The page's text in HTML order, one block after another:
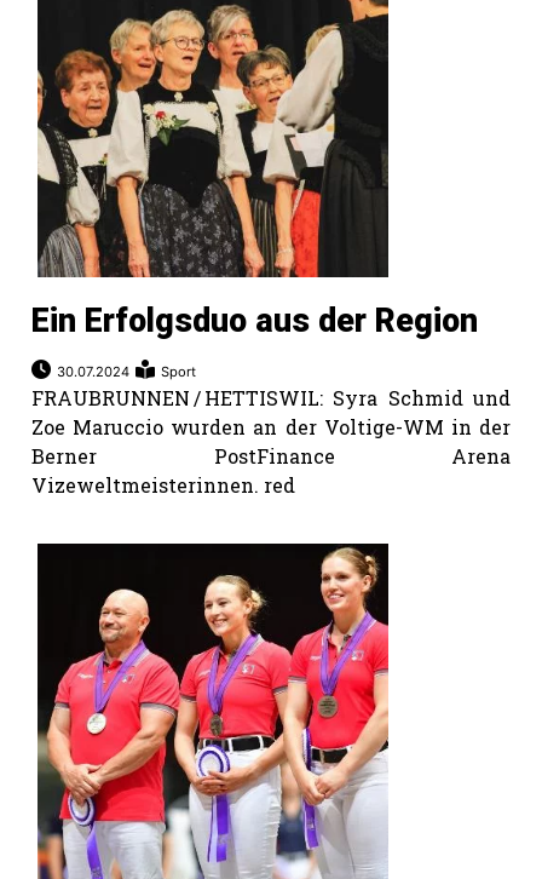
Ein Erfolgsduo aus der Region
30.07.2024 Sport
FRAUBRUNNEN / HETTISWIL: Syra Schmid und
Zoe Maruccio wurden an der Voltige-WM in der
Berner PostFinance Arena
Vizeweltmeisterinnen. red